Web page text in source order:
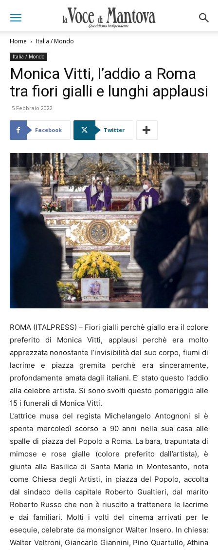
Home Italia / Mondo
Italia / Mondo
Monica Vitti, l’addio a Roma
tra fiori gialli e lunghi applausi
5 Febbraio 2022
Facebook Twitter
ROMA (ITALPRESS) – Fiori gialli perchè giallo era il colore
preferito di Monica Vitti, applausi perchè era molto
apprezzata nonostante l’invisibilità del suo corpo, fiumi di
lacrime e piazza gremita perchè era sinceramente,
profondamente amata dagli italiani. E’ stato questo l’addio
alla celebre artista. Si sono svolti questo pomeriggio alle
15 i funerali di Monica Vitti.
L’attrice musa del regista Michelangelo Antognoni si è
spenta mercoledì scorso a 90 anni nella sua casa alle
spalle di piazza del Popolo a Roma. La bara, trapuntata di
mimose e rose gialle (colore preferito dall’artista), è
giunta alla Basilica di Santa Maria in Montesanto, nota
come Chiesa degli Artisti, in piazza del Popolo, accolta
dal sindaco della capitale Roberto Gualtieri, dal marito
Roberto Russo che non è riuscito a trattenere le lacrime
e dai familiari. Molti i volti del cinema arrivati per le
esequie, celebrate da monsignor Walter Insero. In chiesa:
Walter Veltroni, Giancarlo Giannini, Pino Quartullo, Athina